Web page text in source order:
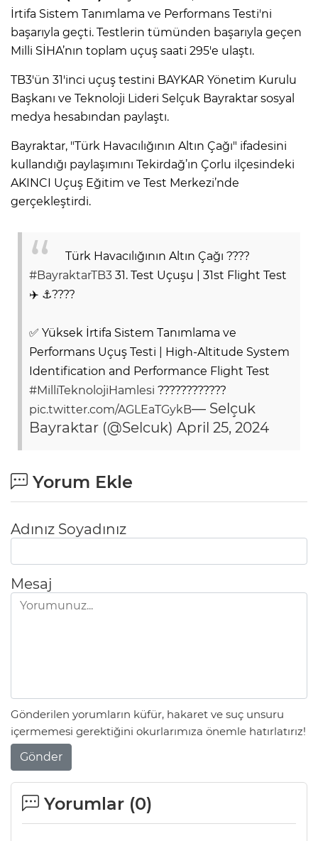
İrtifa Sistem Tanımlama ve Performans Testi'ni
başarıyla geçti. Testlerin tümünden başarıyla geçen
Milli SİHA’nın toplam uçuş saati 295'e ulaştı.
TB3'ün 31'inci uçuş testini BAYKAR Yönetim Kurulu
Başkanı ve Teknoloji Lideri Selçuk Bayraktar sosyal
medya hesabından paylaştı.
Bayraktar, "Türk Havacılığının Altın Çağı" ifadesini
kullandığı paylaşımını Tekirdağ’ın Çorlu ilçesindeki
AKINCI Uçuş Eğitim ve Test Merkezi’nde
gerçekleştirdi.
Türk Havacılığının Altın Çağı ????
#BayraktarTB3 31. Test Uçuşu | 31st Flight Test
✈️ ⚓️????
✅ Yüksek İrtifa Sistem Tanımlama ve
Performans Uçuş Testi | High-Altitude System
Identification and Performance Flight Test
#MilliTeknolojiHamlesi ????????????
pic.twitter.com/AGLEaTGykB— Selçuk
Bayraktar (@Selcuk) April 25, 2024
Yorum Ekle
Adınız Soyadınız
Mesaj
Gönderilen yorumların küfür, hakaret ve suç unsuru
içermemesi gerektiğini okurlarımıza önemle hatırlatırız!
Gönder
Yorumlar (0)